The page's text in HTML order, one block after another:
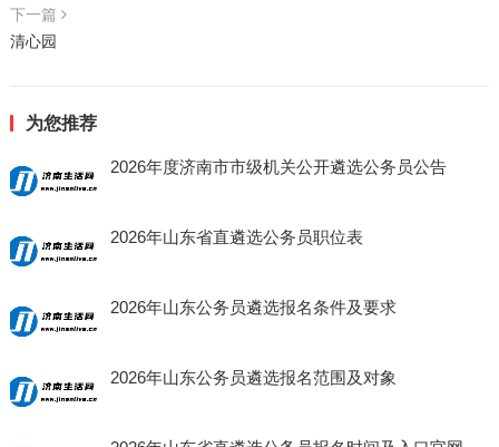
下一篇
清心园
为您推荐
2026年度济南市市级机关公开遴选公务员公告
2026年山东省直遴选公务员职位表
2026年山东公务员遴选报名条件及要求
2026年山东公务员遴选报名范围及对象